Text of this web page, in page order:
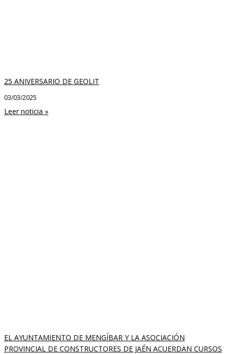
25 ANIVERSARIO DE GEOLIT
03/03/2025
Leer noticia »
EL AYUNTAMIENTO DE MENGÍBAR Y LA ASOCIACIÓN
PROVINCIAL DE CONSTRUCTORES DE JAÉN ACUERDAN CURSOS